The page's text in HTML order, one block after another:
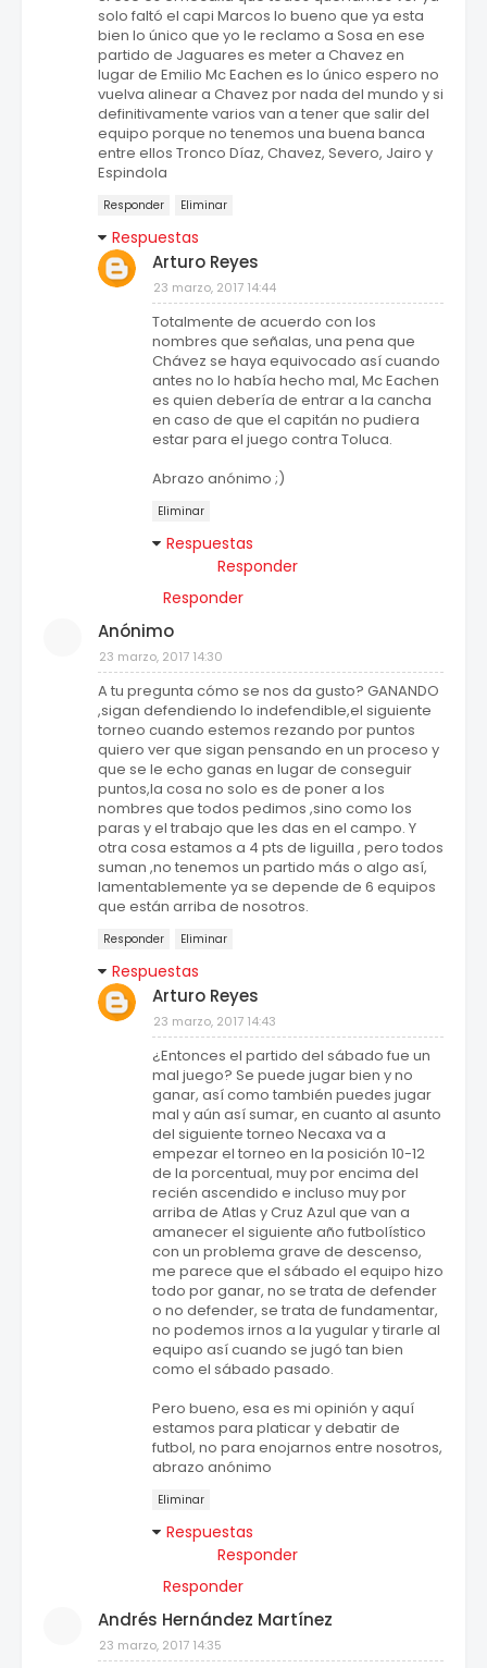
solo faltó el capi Marcos lo bueno que ya esta
bien lo único que yo le reclamo a Sosa en ese
partido de Jaguares es meter a Chavez en
lugar de Emilio Mc Eachen es lo único espero no
vuelva alinear a Chavez por nada del mundo y si
definitivamente varios van a tener que salir del
equipo porque no tenemos una buena banca
entre ellos Tronco Díaz, Chavez, Severo, Jairo y
Espindola
Responder Eliminar
Respuestas
Arturo Reyes
23 marzo, 2017 14:44
Totalmente de acuerdo con los
nombres que señalas, una pena que
Chávez se haya equivocado así cuando
antes no lo había hecho mal, Mc Eachen
es quien debería de entrar a la cancha
en caso de que el capitán no pudiera
estar para el juego contra Toluca.
Abrazo anónimo ;)
Eliminar
Respuestas
Responder
Responder
Anónimo
23 marzo, 2017 14:30
A tu pregunta cómo se nos da gusto? GANANDO
,sigan defendiendo lo indefendible,el siguiente
torneo cuando estemos rezando por puntos
quiero ver que sigan pensando en un proceso y
que se le echo ganas en lugar de conseguir
puntos,la cosa no solo es de poner a los
nombres que todos pedimos ,sino como los
paras y el trabajo que les das en el campo. Y
otra cosa estamos a 4 pts de liguilla , pero todos
suman ,no tenemos un partido más o algo así,
lamentablemente ya se depende de 6 equipos
que están arriba de nosotros.
Responder Eliminar
Respuestas
Arturo Reyes
23 marzo, 2017 14:43
¿Entonces el partido del sábado fue un
mal juego? Se puede jugar bien y no
ganar, así como también puedes jugar
mal y aún así sumar, en cuanto al asunto
del siguiente torneo Necaxa va a
empezar el torneo en la posición 10-12
de la porcentual, muy por encima del
recién ascendido e incluso muy por
arriba de Atlas y Cruz Azul que van a
amanecer el siguiente año futbolístico
con un problema grave de descenso,
me parece que el sábado el equipo hizo
todo por ganar, no se trata de defender
o no defender, se trata de fundamentar,
no podemos irnos a la yugular y tirarle al
equipo así cuando se jugó tan bien
como el sábado pasado.
Pero bueno, esa es mi opinión y aquí
estamos para platicar y debatir de
futbol, no para enojarnos entre nosotros,
abrazo anónimo
Eliminar
Respuestas
Responder
Responder
Andrés Hernández Martínez
23 marzo, 2017 14:35